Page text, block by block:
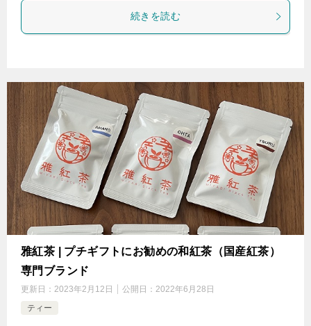
続きを読む
雅紅茶 | プチギフトにお勧めの和紅茶（国産紅茶）
専門ブランド
更新日： 2023年2月12日 公開日： 2022年6月28日
ティー